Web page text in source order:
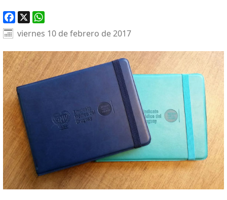
Facebook
X WhatsApp
viernes 10 de febrero de 2017